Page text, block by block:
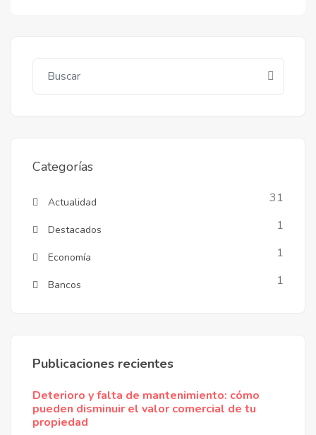
Categorías
Actualidad 31
Destacados 1
Economía 1
Bancos 1
Publicaciones recientes
Deterioro y falta de mantenimiento: cómo
pueden disminuir el valor comercial de tu
propiedad